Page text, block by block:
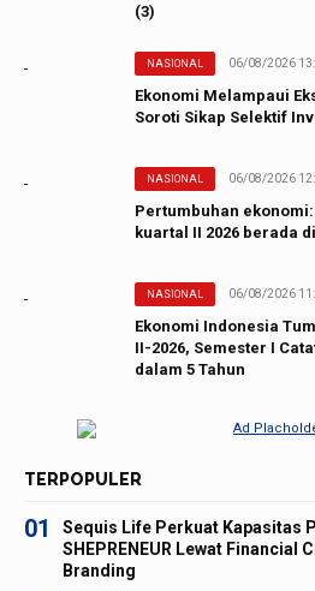
(3)
NASIONAL 06/08/2026
Ekonomi Melampaui
Soroti Sikap Selektif
NASIONAL 06/08/2026
Pertumbuhan
kuartal II 2026 berada
NASIONAL 06/08/2026
Ekonomi Indonesia
II-2026, Semester I
dalam 5 Tahun
TERPOPULER
01
Sequis Life Perkuat Kapasitas
SHEPRENEUR Lewat Financial
Branding